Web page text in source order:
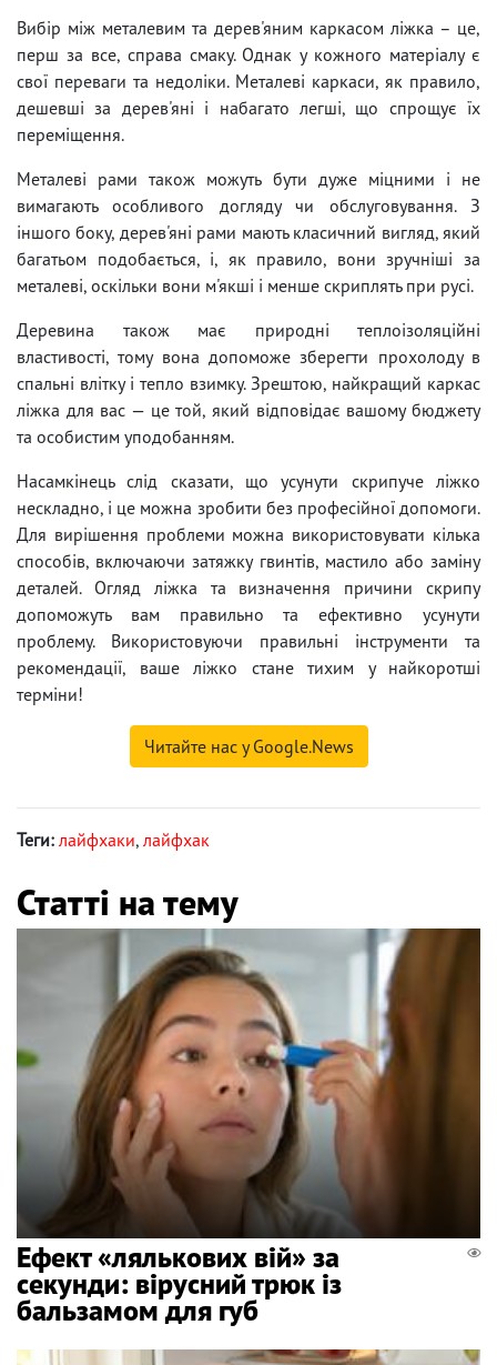
Вибір між металевим та дерев'яним каркасом ліжка – це,
перш за все, справа смаку. Однак у кожного матеріалу є
свої переваги та недоліки. Металеві каркаси, як правило,
дешевші за дерев'яні і набагато легші, що спрощує їх
переміщення.
Металеві рами також можуть бути дуже міцними і не
вимагають особливого догляду чи обслуговування. З
іншого боку, дерев'яні рами мають класичний вигляд, який
багатьом подобається, і, як правило, вони зручніші за
металеві, оскільки вони м'якші і менше скриплять при русі.
Деревина також має природні теплоізоляційні
властивості, тому вона допоможе зберегти прохолоду в
спальні влітку і тепло взимку. Зрештою, найкращий каркас
ліжка для вас — це той, який відповідає вашому бюджету
та особистим уподобанням.
Насамкінець слід сказати, що усунути скрипуче ліжко
нескладно, і це можна зробити без професійної допомоги.
Для вирішення проблеми можна використовувати кілька
способів, включаючи затяжку гвинтів, мастило або заміну
деталей. Огляд ліжка та визначення причини скрипу
допоможуть вам правильно та ефективно усунути
проблему. Використовуючи правильні інструменти та
рекомендації, ваше ліжко стане тихим у найкоротші
терміни!
Читайте нас у Google.News
Теги: лайфхаки, лайфхак
Статті на тему
Ефект «лялькових вій» за
секунди: вірусний трюк із
бальзамом для губ